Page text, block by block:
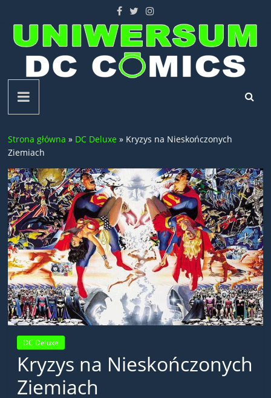
content
Uniwersum
DC
Comics
Strona główna » DC Deluxe » Kryzys na Nieskończonych
Ziemiach
DC Deluxe
Kryzys na Nieskończonych
Ziemiach